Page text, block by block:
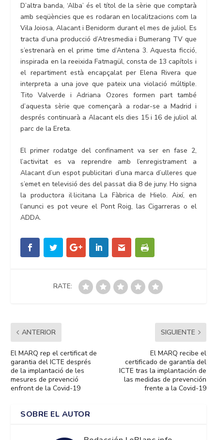
D’altra banda, ‘Alba’ és el títol de la sèrie que comptarà
amb seqüències que es rodaran en localitzacions com la
Vila Joiosa, Alacant i Benidorm durant el mes de juliol. Es
tracta d’una producció d’Atresmedia i Bumerang TV que
s’estrenarà en el prime time d’Antena 3. Aquesta ficció,
inspirada en la reeixida Fatmagül, consta de 13 capítols i
el repartiment està encapçalat per Elena Rivera que
interpreta a una jove que pateix una violació múltiple.
Tito Valverde i Adriana Ozores formen part també
d’aquesta sèrie que començarà a rodar-se a Madrid i
després continuarà a Alacant els dies 15 i 16 de juliol al
parc de la Ereta.
El primer rodatge del confinament va ser en fase 2,
l’activitat es va reprendre amb l’enregistrament a
Alacant d’un espot publicitari d’una marca d’ulleres que
s’emet en televisió des del passat dia 8 de juny. Ho signa
la productora il·licitana La Fàbrica de Hielo. Així, en
l’anunci es pot veure el Pont Roig, las Cigarreras o el
ADDA.
RATE:
ANTERIOR
El MARQ rep el certificat de
garantia del ICTE després
de la implantació de les
mesures de prevenció
enfront de la Covid-19
SIGUIENTE
El MARQ recibe el
certificado de garantía del
ICTE tras la implantación de
las medidas de prevención
frente a la Covid-19
SOBRE EL AUTOR